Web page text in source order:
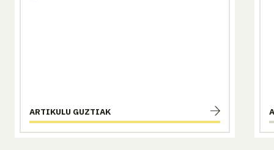
ARTIKULU GUZTIAK